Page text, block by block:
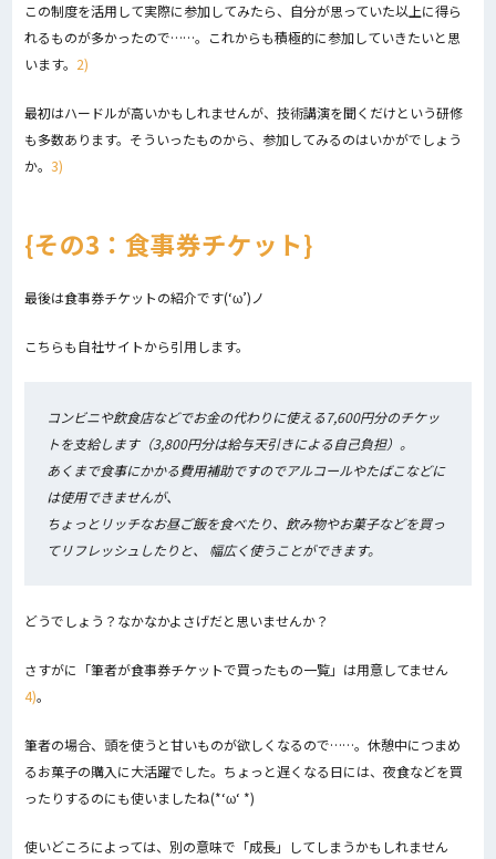
この制度を活用して実際に参加してみたら、自分が思っていた以上に得ら
れるものが多かったので……。これからも積極的に参加していきたいと思
います。 2)
最初はハードルが高いかもしれませんが、技術講演を聞くだけという研修
も多数あります。そういったものから、参加してみるのはいかがでしょう
か。 3)
その3：食事券チケット
最後は食事券チケットの紹介です(‘ω’)ノ
こちらも自社サイトから引用します。
コンビニや飲食店などでお金の代わりに使える7,600円分のチケッ
トを支給します（3,800円分は給与天引きによる自己負担）。
あくまで食事にかかる費用補助ですのでアルコールやたばこなどに
は使用できませんが、
ちょっとリッチなお昼ご飯を食べたり、飲み物やお菓子などを買っ
てリフレッシュしたりと、 幅広く使うことができます。
どうでしょう？なかなかよさげだと思いませんか？
さすがに「筆者が食事券チケットで買ったもの一覧」は用意してません
4)。
筆者の場合、頭を使うと甘いものが欲しくなるので……。休憩中につまめ
るお菓子の購入に大活躍でした。ちょっと遅くなる日には、夜食などを買
ったりするのにも使いましたね(*‘ω‘ *)
使いどころによっては、別の意味で「成長」してしまうかもしれません